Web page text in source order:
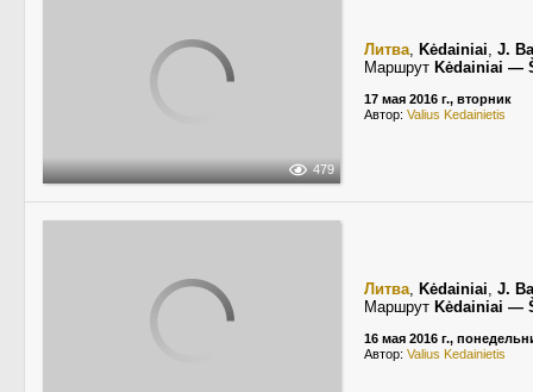
479
Литва, Kėdainiai, J.
Маршрут Kėdainiai —
17 мая 2016 г., вторник
Автор: Valius Kedainietis
Литва, Kėdainiai, J.
Маршрут Kėdainiai —
16 мая 2016 г.,
Автор: Valius Kedainietis